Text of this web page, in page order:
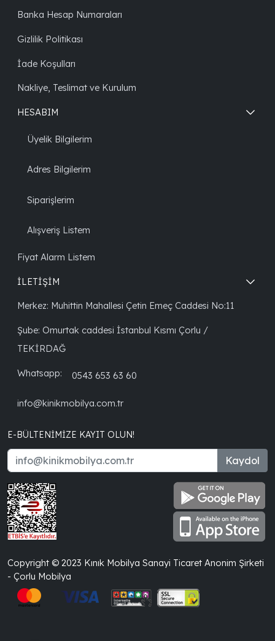
Banka Hesap Numaraları
Gizlilik Politikası
İade Koşulları
Nakliye, Teslimat ve Kurulum
HESABIM
Üyelik Bilgilerim
Adres Bilgilerim
Siparişlerim
Alışveriş Listem
Fiyat Alarm Listem
İLETİŞİM
Merkez: Muhittin Mahallesi Çetin Emeç Caddesi No:11
Şube: Omurtak caddesi İstanbul Kısmı Çorlu /
TEKİRDAĞ
Whatsapp: 0543 653 63 60
info@kinikmobilya.com.tr
E-BÜLTENIMIZE KAYIT OLUN!
Kaydol
Copyright © 2023 Kınık Mobilya Sanayi Ticaret Anonim Şirketi
- Çorlu Mobilya